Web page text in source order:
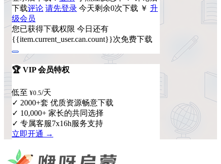
下载评论 请先登录 今天剩余0次下载 ￥ 升
级会员
您已获得下载权限 今日还有
{{item.current_user.can.count}}次免费下载
🏆 VIP 会员特权
低至 ¥0.5/天
✓ 2000+套 优质资源畅意下载
✓ 10,000+ 家长的共同选择
✓ 专属客服7x16h服务支持
立即开通 →